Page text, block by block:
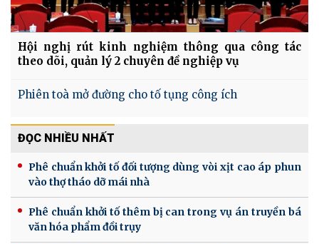
Hội nghị rút kinh nghiệm thông qua công tác
theo dõi, quản lý 2 chuyên đề nghiệp vụ
Phiên toà mở đường cho tố tụng công ích
ĐỌC NHIỀU NHẤT
Phê chuẩn khởi tố đối tượng dùng vòi xịt cao áp phun
vào thợ tháo dỡ mái nhà
Phê chuẩn khởi tố thêm bị can trong vụ án truyền bá
văn hóa phẩm đồi trụy